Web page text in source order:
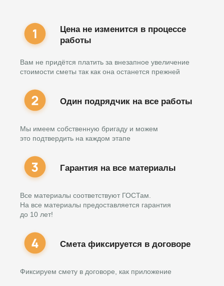
Цена не изменится в процессе
работы
Вам не придётся платить за внезапное увеличение
стоимости сметы так как она останется прежней
Один подрядчик на все работы
Мы имеем собственную бригаду и можем
это подтвердить на каждом этапе
Гарантия на все материалы
Все материалы соответствуют ГОСТам.
На все материалы предоставляется гарантия
до 10 лет!
Смета фиксируется в договоре
Фиксируем смету в договоре, как приложение